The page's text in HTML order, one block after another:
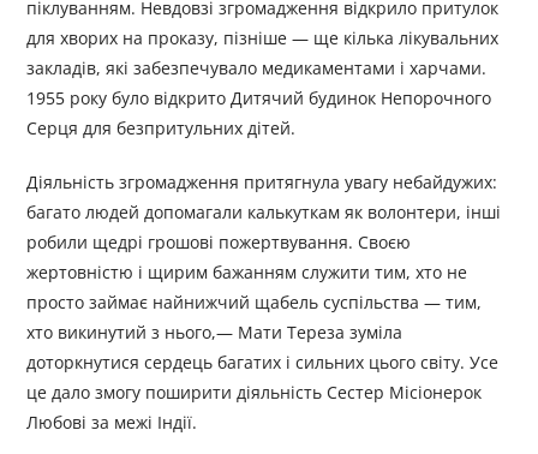
піклуванням. Невдовзі згромадження відкрило притулок
для хворих на проказу, пізніше — ще кілька лікувальних
закладів, які забезпечувало медикаментами і харчами.
1955 року було відкрито Дитячий будинок Непорочного
Серця для безпритульних дітей.
Діяльність згромадження притягнула увагу небайдужих:
багато людей допомагали калькуткам як волонтери, інші
робили щедрі грошові пожертвування. Своєю
жертовністю і щирим бажанням служити тим, хто не
просто займає найнижчий щабель суспільства — тим,
хто викинутий з нього,— Мати Тереза зуміла
доторкнутися сердець багатих і сильних цього світу. Усе
це дало змогу поширити діяльність Сестер Місіонерок
Любові за межі Індії.